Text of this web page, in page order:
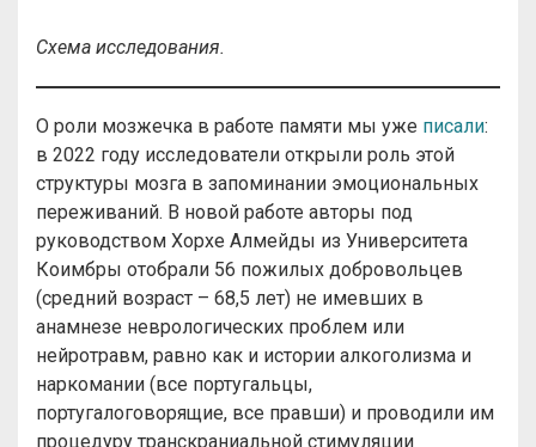
Схема исследования.
О роли мозжечка в работе памяти мы уже писали:
в 2022 году исследователи открыли роль этой
структуры мозга в запоминании эмоциональных
переживаний. В новой работе авторы под
руководством Хорхе Алмейды из Университета
Коимбры отобрали 56 пожилых добровольцев
(средний возраст – 68,5 лет) не имевших в
анамнезе неврологических проблем или
нейротравм, равно как и истории алкоголизма и
наркомании (все португальцы,
португалоговорящие, все правши) и проводили им
процедуру транскраниальной стимуляции